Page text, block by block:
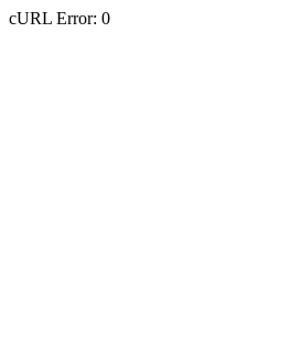
cURL Error: 0